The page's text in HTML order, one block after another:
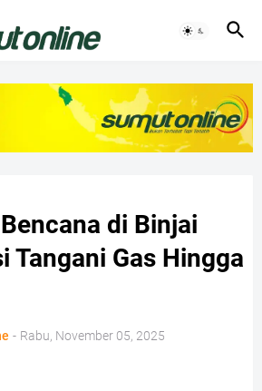
di Binjai
Tangani Gas Hingga
- Rabu, November 05, 2025